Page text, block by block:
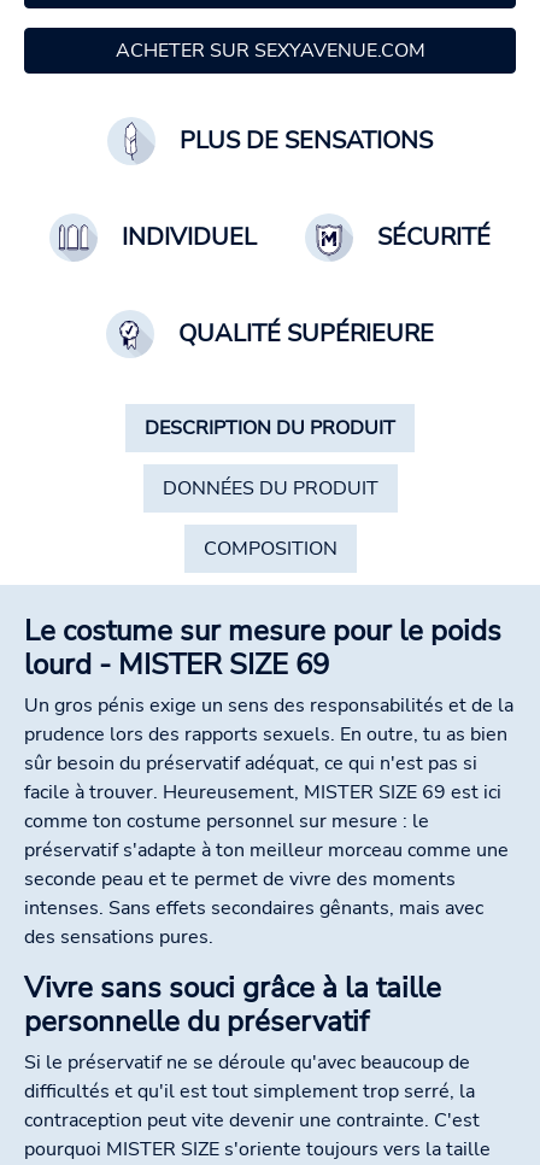
ACHETER SUR SEXYAVENUE.COM
PLUS DE SENSATIONS
INDIVIDUEL SÉCURITÉ
QUALITÉ SUPÉRIEURE
DESCRIPTION DU PRODUIT
DONNÉES DU PRODUIT
COMPOSITION
Le costume sur mesure pour le poids
lourd - MISTER SIZE 69
Un gros pénis exige un sens des responsabilités et de la
prudence lors des rapports sexuels. En outre, tu as bien
sûr besoin du préservatif adéquat, ce qui n'est pas si
facile à trouver. Heureusement, MISTER SIZE 69 est ici
comme ton costume personnel sur mesure : le
préservatif s'adapte à ton meilleur morceau comme une
seconde peau et te permet de vivre des moments
intenses. Sans effets secondaires gênants, mais avec
des sensations pures.
Vivre sans souci grâce à la taille
personnelle du préservatif
Si le préservatif ne se déroule qu'avec beaucoup de
difficultés et qu'il est tout simplement trop serré, la
contraception peut vite devenir une contrainte. C'est
pourquoi MISTER SIZE s'oriente toujours vers la taille